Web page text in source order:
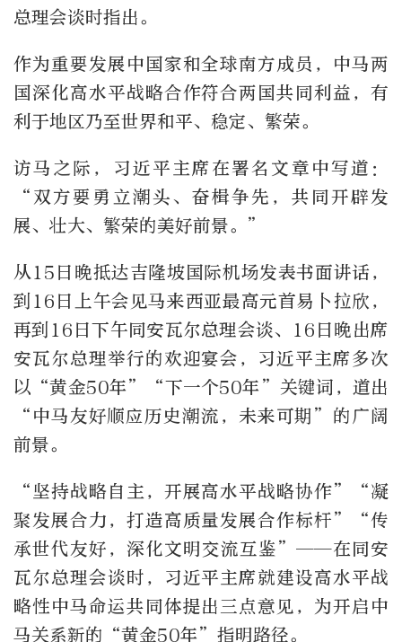
总理会谈时指出。
作为重要发展中国家和全球南方成员，中马两
国深化高水平战略合作符合两国共同利益，有
利于地区乃至世界和平、稳定、繁荣。
访马之际，习近平主席在署名文章中写道：
“双方要勇立潮头、奋楫争先，共同开辟发
展、壮大、繁荣的美好前景。”
从15日晚抵达吉隆坡国际机场发表书面讲话，
到16日上午会见马来西亚最高元首易卜拉欣，
再到16日下午同安瓦尔总理会谈、16日晚出席
安瓦尔总理举行的欢迎宴会，习近平主席多次
以“黄金50年”“下一个50年”关键词，道出
“中马友好顺应历史潮流，未来可期”的广阔
前景。
“坚持战略自主，开展高水平战略协作”“凝
聚发展合力，打造高质量发展合作标杆”“传
承世代友好，深化文明交流互鉴”——在同安
瓦尔总理会谈时，习近平主席就建设高水平战
略性中马命运共同体提出三点意见，为开启中
马关系新的“黄金50年”指明路径。